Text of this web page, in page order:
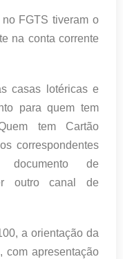
FGTS tiveram o
na conta corrente
casas lotéricas e
para quem tem
tem Cartão
correspondentes
documento de
outro canal de
a orientação da
com apresentação